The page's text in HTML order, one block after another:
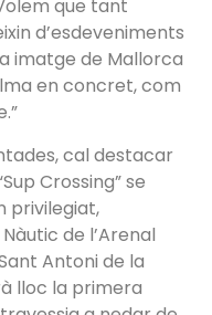
que tant
d’esdeveniments
imatge de Mallorca
en concret, com
cal destacar
Crossing” se
privilegiat,
de l’Arenal
Antoni de la
lloc la primera